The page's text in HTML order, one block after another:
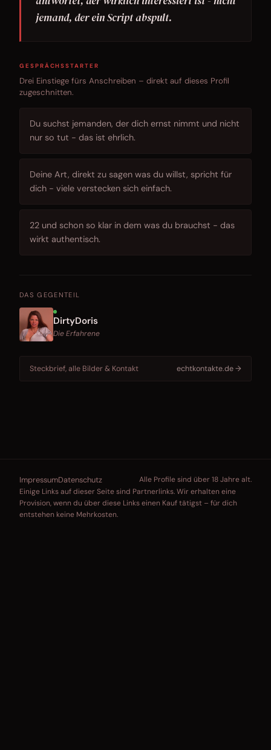
jemand, der ein Script abspult.
GESPRÄCHSSTARTER
Drei Einstiege fürs Anschreiben – direkt auf dieses Profil
zugeschnitten.
Du suchst jemanden, der dich ernst nimmt und nicht
nur so tut - das ist ehrlich.
Deine Art, direkt zu sagen was du willst, spricht für
dich - viele verstecken sich einfach.
22 und schon so klar in dem was du brauchst - das
wirkt authentisch.
DAS GEGENTEIL
DirtyDoris
Die Erfahrene
Steckbrief, alle Bilder & Kontakt echtkontakte.de →
ImpressumDatenschutz
Alle Profile sind über 18 Jahre alt.
Einige Links auf dieser Seite sind Partnerlinks. Wir erhalten eine
Provision, wenn du über diese Links einen Kauf tätigst – für dich
entstehen keine Mehrkosten.